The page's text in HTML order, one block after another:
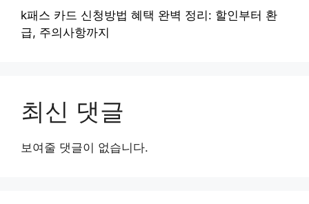
k패스 카드 신청방법 혜택 완벽 정리: 할인부터 환
급, 주의사항까지
최신 댓글
보여줄 댓글이 없습니다.